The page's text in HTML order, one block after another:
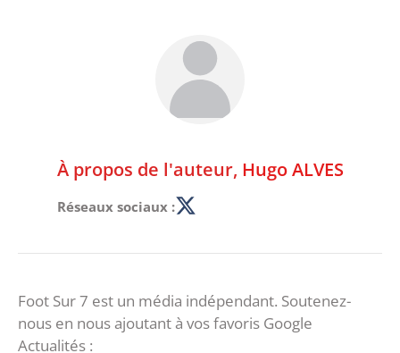
À propos de l'auteur, Hugo ALVES
Réseaux sociaux :
Foot Sur 7 est un média indépendant. Soutenez-
nous en nous ajoutant à vos favoris Google
Actualités :